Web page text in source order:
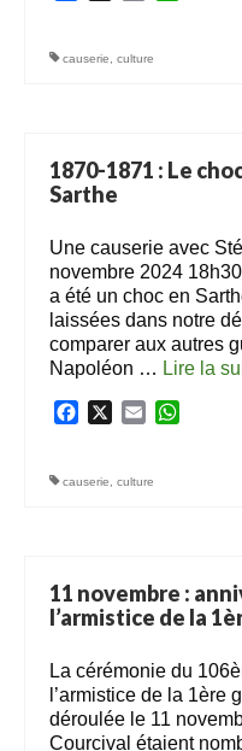
causerie culture
1870-1871 : Le
Sarthe
Une causerie avec
novembre 2024
a été un choc en
laissées dans notre
comparer aux autres
Napoléon … Lire la
FacebookEmail
causerie culture
11 novembre :
l’armistice de la
La cérémonie du
l’armistice de la 1ère
déroulée le 11
Courcival étaient